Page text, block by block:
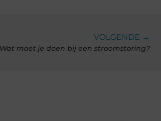
VOLGENDE →
Wat moet je doen bij een stroomstoring?